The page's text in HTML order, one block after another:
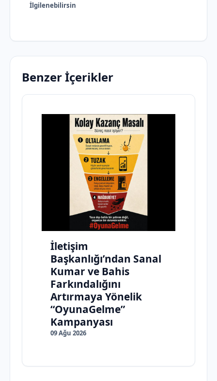
İlgilenebilirsin
Benzer İçerikler
İletişim
Başkanlığı’ndan Sanal
Kumar ve Bahis
Farkındalığını
Artırmaya Yönelik
“OyunaGelme”
Kampanyası
09 Ağu 2026